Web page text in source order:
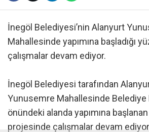
İnegöl Belediyesi’nin Alanyurt
Mahallesinde yapımına başladığı
çalışmalar devam ediyor.
İnegöl Belediyesi tarafından
Yunusemre Mahallesinde Belediye
önündeki alanda yapımına
projesinde çalışmalar devam